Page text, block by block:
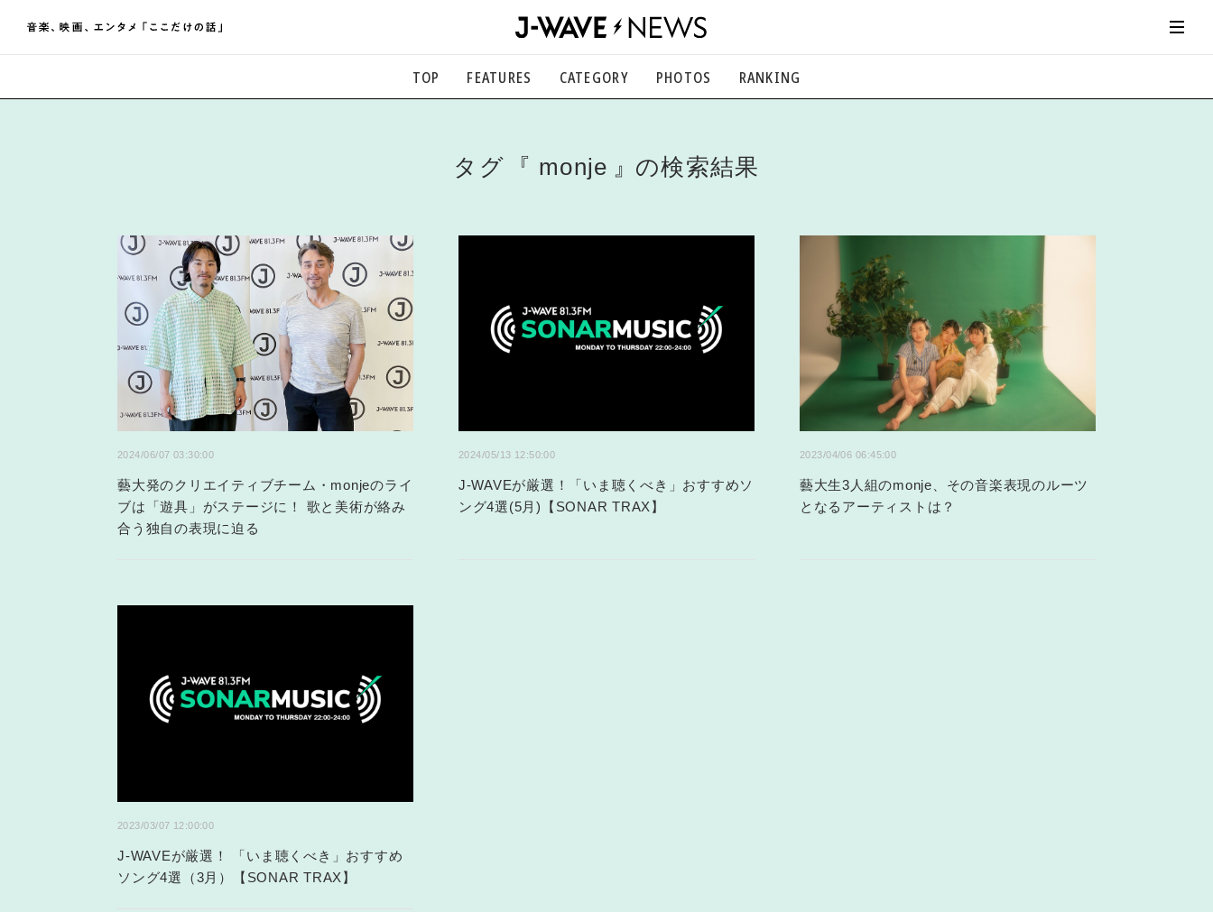
TOP FEATURES CATEGORY
映画、芸能、舞台、スポーツなど
PHOTOS RANKING
タグ monje の検索結果
2024/06/07 03:30:00
藝大発のクリエイティブチーム・monjeのライ
ブは「遊具」がステージに！ 歌と美術が絡み
合う独自の表現に迫る
2024/05/13 12:50:00
J-WAVEが厳選！「いま聴くべき」おすすめソ
ング4選(5月)【SONAR TRAX】
2023/04/06 06:45:00
藝大生3人組のmonje、その音楽表現のルーツ
となるアーティストは？
2023/03/07 12:00:00
J-WAVEが厳選！ 「いま聴くべき」おすすめ
ソング4選（3月）【SONAR TRAX】